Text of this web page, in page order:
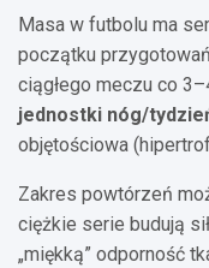
Masa w futbolu ma
początku
ciągłego meczu co
jednostki nóg/
objętościowa
Zakres powtórzeń
ciężkie serie budują
„miękką” odporność